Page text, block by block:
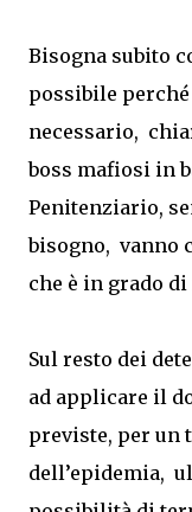
Bisogna subito
possibile perché
necessario,
boss mafiosi in
Penitenziario,
bisogno, vanno
che è in grado
Sul resto dei
ad applicare il
previste, per un
dell’epidemia,